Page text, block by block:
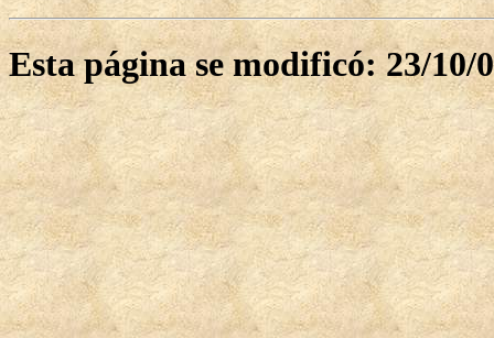
Esta página se modificó: 23/10/